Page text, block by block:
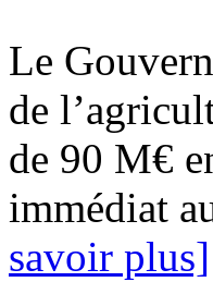
Le
de
de 90 M€
immédiat
savoir plus]